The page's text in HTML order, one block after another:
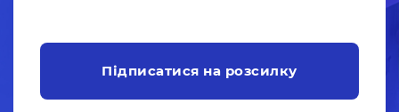
Підписатися на розсилку